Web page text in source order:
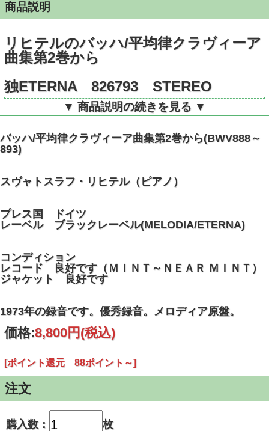
商品説明
リヒテルのバッハ/平均律クラヴィーア
曲集第2巻から
独ETERNA 826793 STEREO
▼ 商品説明の続きを見る ▼
バッハ/平均律クラヴィーア曲集第2巻から(BWV888～
893)
スヴャトスラフ・リヒテル（ピアノ）
プレス国 ドイツ
レーベル ブラックレーベル(MELODIA/ETERNA)
コンディション
レコード 良好です（ＭＩＮＴ～ＮＥＡＲ ＭＩＮＴ）
ジャケット 良好です
1973年の録音です。優秀録音。メロディア原盤。
価格:8,800円 (税込)
[ポイント還元 88ポイント～]
注文
購入数： 枚